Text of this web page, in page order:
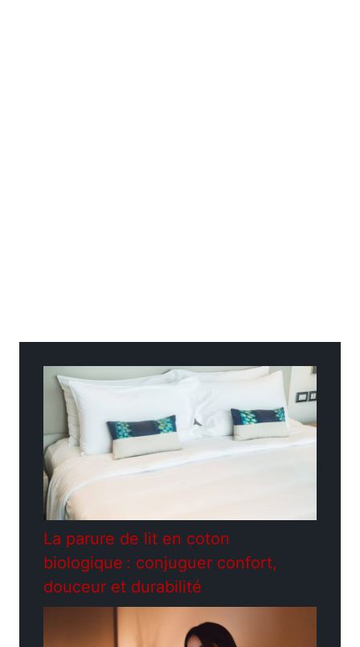
La parure de lit en coton
biologique : conjuguer confort,
douceur et durabilité